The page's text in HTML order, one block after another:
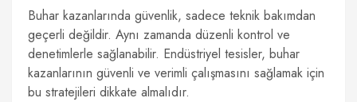
Buhar kazanlarında güvenlik, sadece teknik bakımdan
geçerli değildir. Aynı zamanda düzenli kontrol ve
denetimlerle sağlanabilir. Endüstriyel tesisler, buhar
kazanlarının güvenli ve verimli çalışmasını sağlamak için
bu stratejileri dikkate almalıdır.